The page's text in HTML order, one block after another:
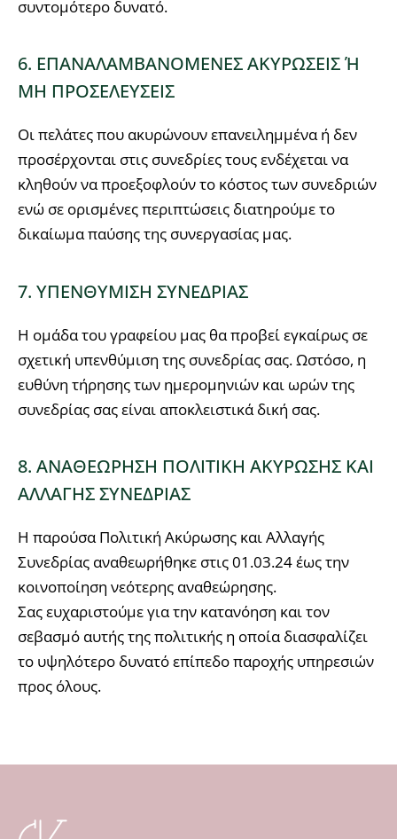
συντομότερο δυνατό.
6. ΕΠΑΝΑΛΑΜΒΑΝΟΜΕΝΕΣ ΑΚΥΡΩΣΕΙΣ Ή
ΜΗ ΠΡΟΣΕΛΕΥΣΕΙΣ
Οι πελάτες που ακυρώνουν επανειλημμένα ή δεν
προσέρχονται στις συνεδρίες τους ενδέχεται να
κληθούν να προεξοφλούν το κόστος των συνεδριών
ενώ σε ορισμένες περιπτώσεις διατηρούμε το
δικαίωμα παύσης της συνεργασίας μας.
7. ΥΠΕΝΘΥΜΙΣΗ ΣΥΝΕΔΡΙΑΣ
Η ομάδα του γραφείου μας θα προβεί εγκαίρως σε
σχετική υπενθύμιση της συνεδρίας σας. Ωστόσο, η
ευθύνη τήρησης των ημερομηνιών και ωρών της
συνεδρίας σας είναι αποκλειστικά δική σας.
8. ΑΝΑΘΕΩΡΗΣΗ ΠΟΛΙΤΙΚΗ ΑΚΥΡΩΣΗΣ ΚΑΙ
ΑΛΛΑΓΗΣ ΣΥΝΕΔΡΙΑΣ
Η παρούσα Πολιτική Ακύρωσης και Αλλαγής
Συνεδρίας αναθεωρήθηκε στις 01.03.24 έως την
κοινοποίηση νεότερης αναθεώρησης.
Σας ευχαριστούμε για την κατανόηση και τον
σεβασμό αυτής της πολιτικής η οποία διασφαλίζει
το υψηλότερο δυνατό επίπεδο παροχής υπηρεσιών
προς όλους.